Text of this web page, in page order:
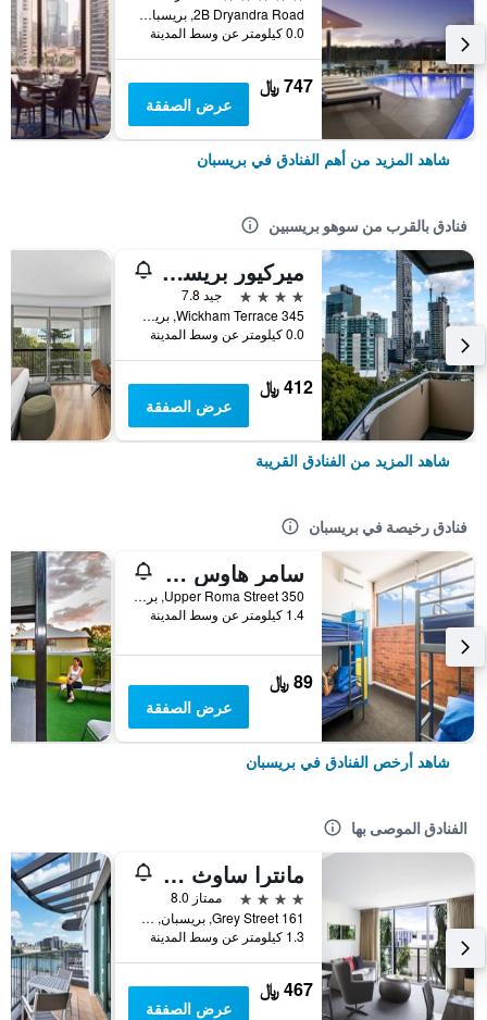
2B Dryandra Road, بريسبان, QLD, أستراليا
0.0 كيلومتر عن وسط المدينة
747 ﷼
عرض الصفقة
شاهد المزيد من أهم الفنادق في بريسبان
فنادق بالقرب من سوهو بريسبين
ميركيور بريسبين سبرينج هيل
4 نجوم
جيد 7.8
345 Wickham Terrace, بريسبان, QLD, أستراليا
0.0 كيلومتر عن وسط المدينة
412 ﷼
عرض الصفقة
شاهد المزيد من الفنادق القريبة
فنادق رخيصة في بريسبان
سامر هاوس بريسباين - هوستل
350 Upper Roma Street, بريسبان, QLD, أستراليا
1.4 كيلومتر عن وسط المدينة
89 ﷼
عرض الصفقة
شاهد أرخص الفنادق في بريسبان
الفنادق الموصى بها
مانترا ساوث بانك بريسبان
4 نجوم
ممتاز 8.0
161 Grey Street, بريسبان, QLD, أستراليا
1.3 كيلومتر عن وسط المدينة
467 ﷼
عرض الصفقة